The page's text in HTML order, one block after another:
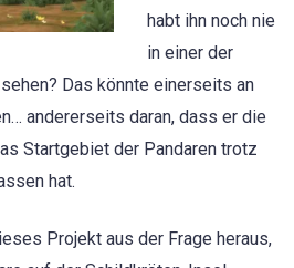
habt ihn noch nie
in einer der
Das könnte einerseits an
andererseits daran, dass er die
Startgebiet der Pandaren trotz
hat.
Projekt aus der Frage heraus,